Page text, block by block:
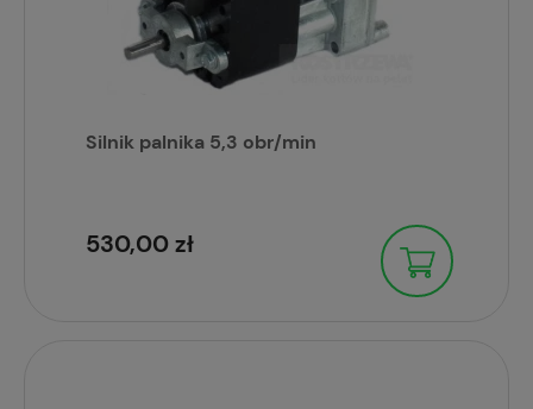
Silnik palnika 5,3 obr/min
530,00 zł